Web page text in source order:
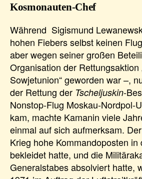
Kosmonauten-Chef
Während Sigismund
hohen Fiebers selbst keinen
aber wegen seiner großen
Organisation der Rettungsaktion
Sowjetunion“ geworden war –,
der Rettung der Tscheljuskin-
Nonstop-Flug Moskau-Nordpol-
kam, machte Kamanin viele
einmal auf sich aufmerksam.
Krieg hohe Kommandoposten in
bekleidet hatte, und die
Generalstabes absolviert hatte,